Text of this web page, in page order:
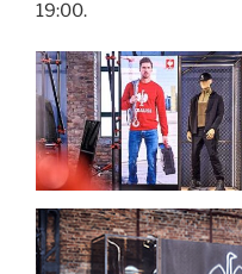
19:00.